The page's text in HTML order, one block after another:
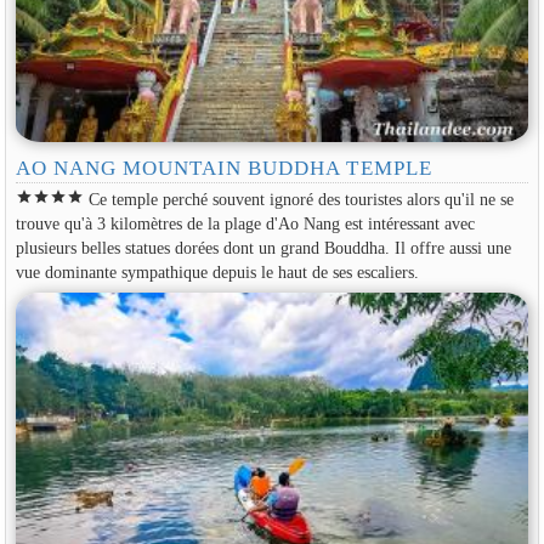
AO NANG MOUNTAIN BUDDHA TEMPLE
starstarstarstar Ce temple perché souvent ignoré des touristes alors qu'il ne se
trouve qu'à 3 kilomètres de la plage d'Ao Nang est intéressant avec
plusieurs belles statues dorées dont un grand Bouddha. Il offre aussi une
vue dominante sympathique depuis le haut de ses escaliers.